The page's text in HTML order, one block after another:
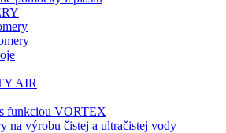
AIR
funkciou VORTEX
na výrobu čistej a ultračistej vody